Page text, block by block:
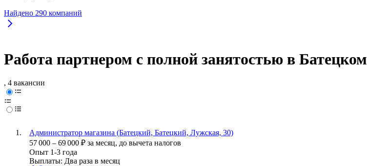
Найдено 290 компаний
Работа партнером с полной занятостью в Батецком
, 4 вакансии
Администратор магазина (Батецкий, Батецкий, Лужская, 30)
57 000 – 69 000 ₽ за месяц, до вычета налогов
Опыт 1-3 года
Выплаты: Два раза в месяц